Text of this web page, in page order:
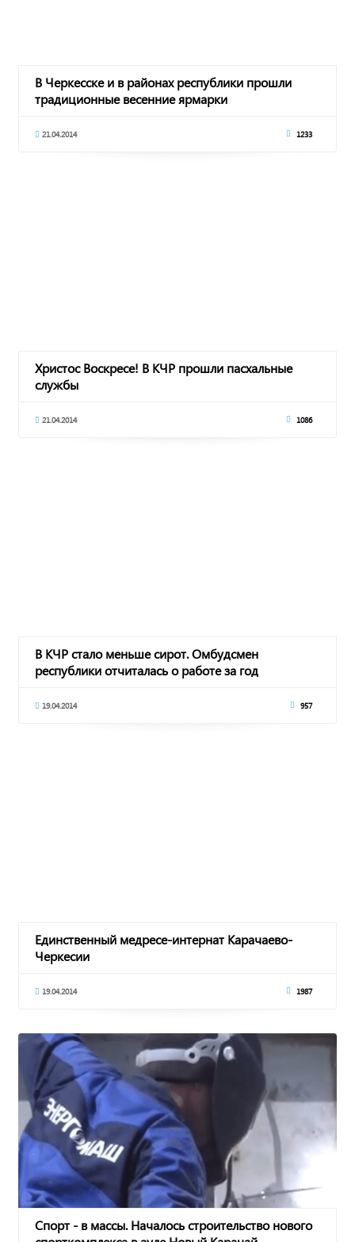
В Черкесске и в районах республики прошли
традиционные весенние ярмарки
21.04.2014 1233
Христос Воскресе! В КЧР прошли пасхальные
службы
21.04.2014 1086
В КЧР стало меньше сирот. Омбудсмен
республики отчиталась о работе за год
19.04.2014 957
Единственный медресе-интернат Карачаево-
Черкесии
19.04.2014 1987
Спорт - в массы. Началось строительство нового